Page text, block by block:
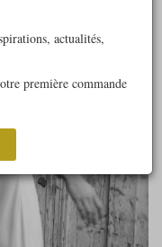
actualités,
première commande